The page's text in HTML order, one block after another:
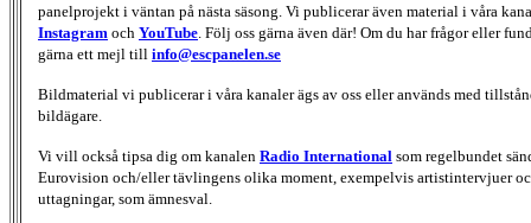
panelprojekt i väntan på nästa säsong. Vi publicerar även material i våra
Instagram och YouTube . Följ oss gärna även där! Om du har frågor eller
gärna ett mejl till info@escpanelen.se
Bildmaterial vi publicerar i våra kanaler ägs av oss eller används med
bildägare.
Vi vill också tipsa dig om kanalen Radio International som regelbundet
Eurovision och/eller tävlingens olika moment, exempelvis artistintervjuer
uttagningar, som ämnesval.